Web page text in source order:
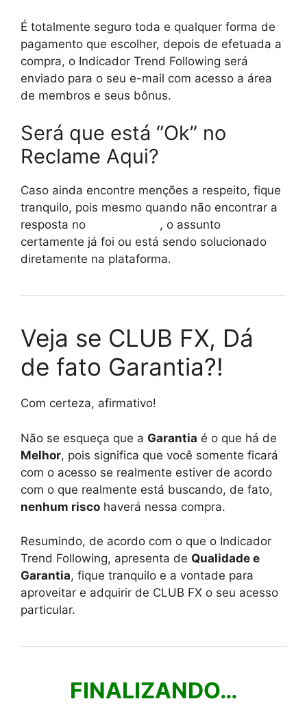
É totalmente seguro toda e qualquer forma de
pagamento que escolher, depois de efetuada a
compra, o Indicador Trend Following será
enviado para o seu e-mail com acesso a área
de membros e seus bônus.
Será que está “Ok” no
Reclame Aqui?
Caso ainda encontre menções a respeito, fique
tranquilo, pois mesmo quando não encontrar a
resposta no
, o assunto
certamente já foi ou está sendo solucionado
diretamente na plataforma.
Veja se CLUB FX, Dá
de fato Garantia?!
Com certeza, afirmativo!
Não se esqueça que a Garantia é o que há de
Melhor, pois significa que você somente ficará
com o acesso se realmente estiver de acordo
com o que realmente está buscando, de fato,
nenhum risco haverá nessa compra.
Resumindo, de acordo com o que o Indicador
Trend Following, apresenta de Qualidade e
Garantia, fique tranquilo e a vontade para
aproveitar e adquirir de CLUB FX o seu acesso
particular.
FINALIZANDO…